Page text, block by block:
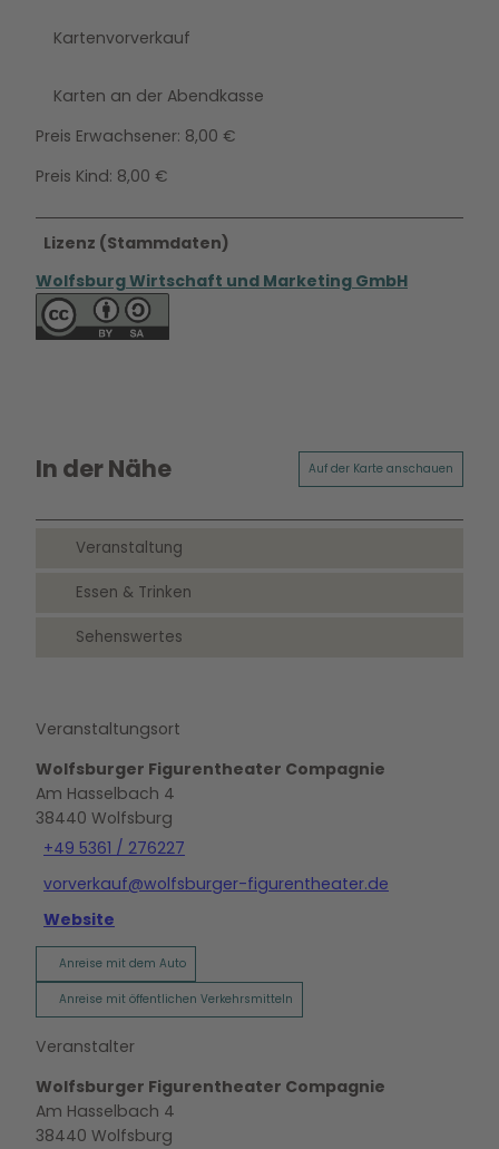
Kartenvorverkauf
Karten an der Abendkasse
Preis Erwachsener: 8,00 €
Preis Kind: 8,00 €
Lizenz (Stammdaten)
Wolfsburg Wirtschaft und Marketing GmbH
In der Nähe Auf der Karte anschauen
Veranstaltung
Essen & Trinken
Sehenswertes
Veranstaltungsort
Wolfsburger Figurentheater Compagnie
Am Hasselbach 4
38440 Wolfsburg
+49 5361 / 276227
vorverkauf@wolfsburger-figurentheater.de
Website
Anreise mit dem Auto
Anreise mit öffentlichen Verkehrsmitteln
Veranstalter
Wolfsburger Figurentheater Compagnie
Am Hasselbach 4
38440 Wolfsburg